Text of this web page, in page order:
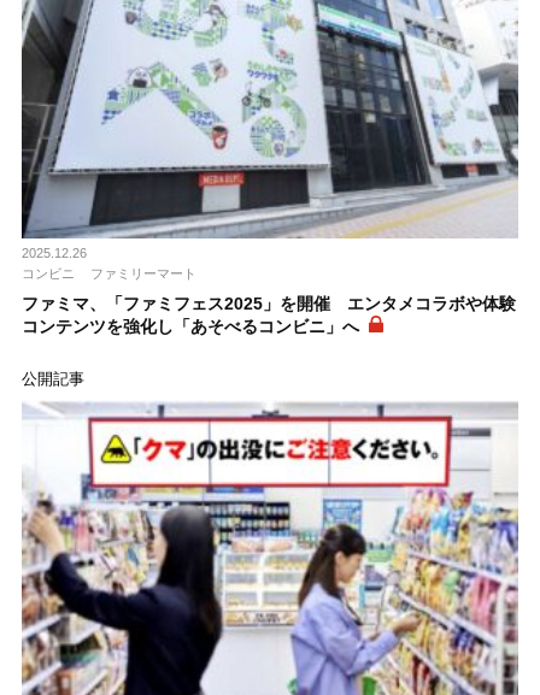
2025.12.26
コンビニ
ファミリーマート
ファミマ、「ファミフェス2025」を開催 エンタメコラボや体験
コンテンツを強化し「あそべるコンビニ」へ
公開記事